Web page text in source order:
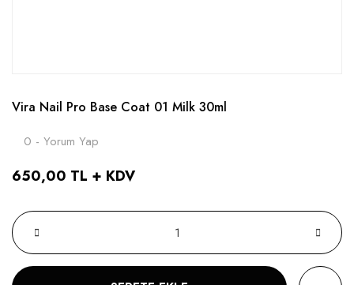
Vira Nail Pro Base Coat 01 Milk 30ml
0 - Yorum Yap
650,00 TL + KDV